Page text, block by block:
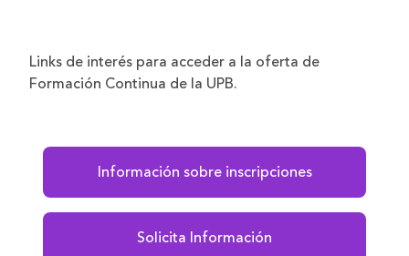
Links de interés para acceder a la oferta de
Formación Continua de la UPB.
Información sobre inscripciones
Solicita Información